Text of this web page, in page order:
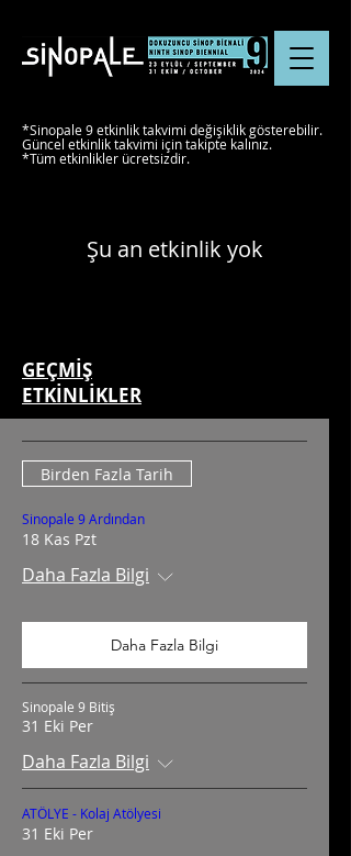
*Sinopale 9 etkinlik takvimi değişiklik gösterebilir.
Güncel etkinlik takvimi için takipte kalınız.
*Tüm etkinlikler ücretsizdir.
Şu an etkinlik yok
GEÇMİŞ
ETKİNLİKLER
Birden Fazla Tarih
Sinopale 9 Ardından
18 Kas Pzt
Daha Fazla Bilgi
Daha Fazla Bilgi
Sinopale 9 Bitiş
31 Eki Per
Daha Fazla Bilgi
ATÖLYE - Kolaj Atölyesi
31 Eki Per